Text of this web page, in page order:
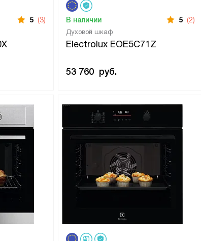
5 (3)
Духовой шкаф
Electrolux EOE5C71Z
В наличии 5 (2)
53 760 руб.